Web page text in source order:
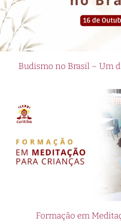
Budismo no Brasil – Um
Formação em